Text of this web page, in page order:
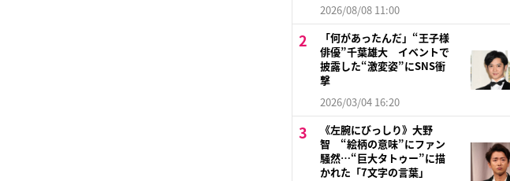
2026/08/08 11:00
「何があったんだ」“王子様
俳優”千葉雄大 イベントで
披露した“激変姿”にSNS衝
撃
2026/03/04 16:20
《左腕にびっしり》大野
智 “絵柄の意味”にファン
騒然…“巨大タトゥー”に描
かれた「7文字の言葉」